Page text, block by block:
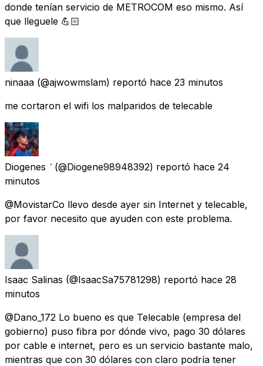
donde tenían servicio de METROCOM eso mismo. Así
que lleguele 💪🏻
ninaaa (@ajwowmslam) reportó hace 23 minutos
me cortaron el wifi los malparidos de telecable
Diogenes  (@Diogene98948392) reportó hace 24
minutos
@MovistarCo llevo desde ayer sin Internet y telecable,
por favor necesito que ayuden con este problema.
Isaac Salinas (@IsaacSa75781298) reportó hace 28
minutos
@Dano_172 Lo bueno es que Telecable (empresa del
gobierno) puso fibra por dónde vivo, pago 30 dólares
por cable e internet, pero es un servicio bastante malo,
mientras que con 30 dólares con claro podría tener